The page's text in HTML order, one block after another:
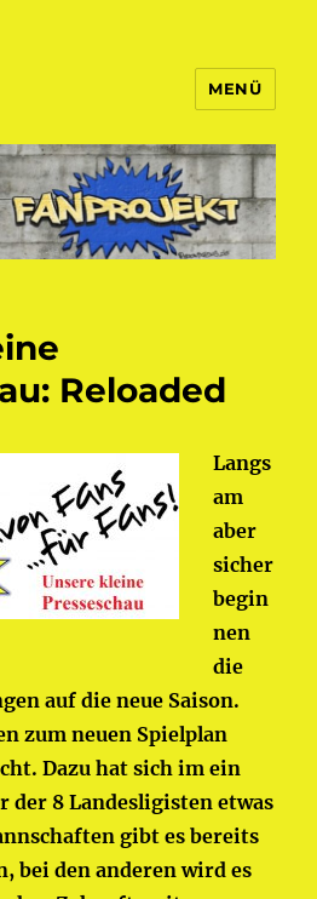
MENÜ
Reloaded
Langs
am
aber
sicher
begin
nen
die
auf die neue Saison.
zum neuen Spielplan
Dazu hat sich im ein
der 8 Landesligisten etwas
gibt es bereits
bei den anderen wird es